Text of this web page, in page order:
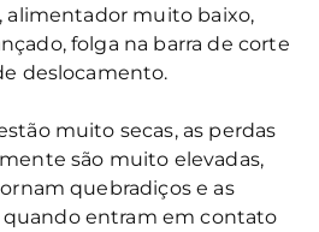
alimentador muito baixo,
folga na barra de corte
deslocamento.
muito secas, as perdas
são muito elevadas,
quebradiços e as
entram em contato